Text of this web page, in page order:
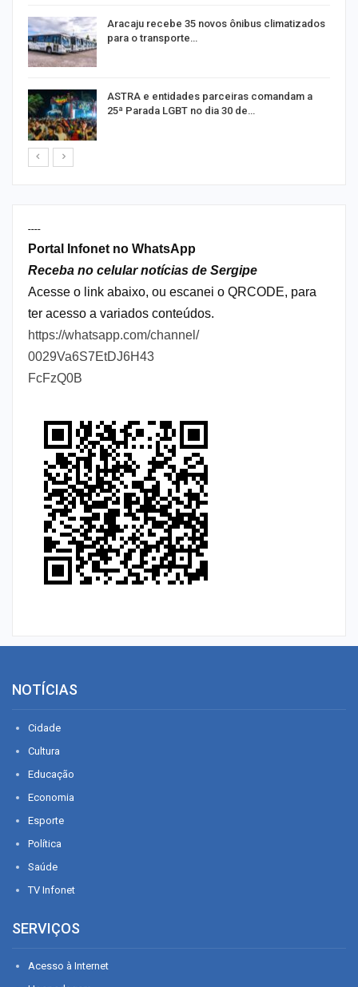
Aracaju recebe 35 novos ônibus climatizados
para o transporte…
ASTRA e entidades parceiras comandam a
25ª Parada LGBT no dia 30 de…
----
Portal Infonet no WhatsApp
Receba no celular notícias de Sergipe
Acesse o link abaixo, ou escanei o QRCODE, para
ter acesso a variados conteúdos.
https://whatsapp.com/channel/
0029Va6S7EtDJ6H43
FcFzQ0B
NOTÍCIAS
Cidade
Cultura
Educação
Economia
Esporte
Política
Saúde
TV Infonet
SERVIÇOS
Acesso à Internet